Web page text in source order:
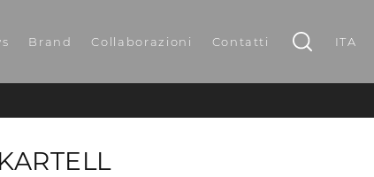
Brand Collaborazioni Contatti ITA